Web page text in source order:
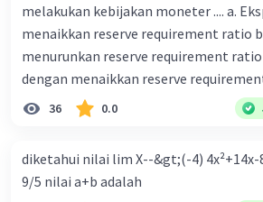
masih banyak bank asing
beroperasi di Indonesia.
Beri Rating·0.0( 0) Balas
melakukan kebijakan moneter .... a.
menaikkan reserve requirement ratio
menurunkan reserve requirement
dengan menaikkan reserve
dengan menurunkan reserve
Ekspansif dengan menaikkan tingkat
ceteris paribus maka .... a.
bentuk kurva jumlah uang beredar
36 0.0
diketahui nilai lim X--&gt;(-4) 4x²+14x-
9/5 nilai a+b adalah